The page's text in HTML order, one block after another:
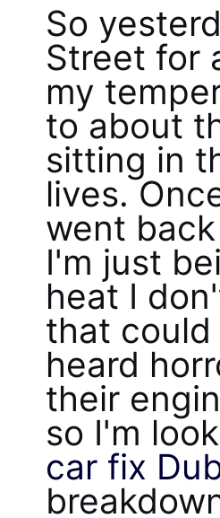
So
Street for
my
to about
sitting in
lives.
went
I'm just
heat I
that could
heard
their
so I'm
car fix